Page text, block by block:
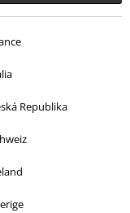
Republika